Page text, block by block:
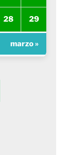
28 29
marzo »